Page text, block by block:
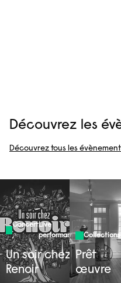
Découvrez les
Découvrez tous les
Concert
,
Live
performance
Un soir chez
Renoir
Collections
Prêt
œuvre